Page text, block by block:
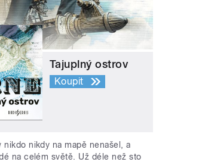
Tajuplný ostrov
Koupit
nikdo nikdy na mapě nenašel, a
na celém světě. Už déle než sto